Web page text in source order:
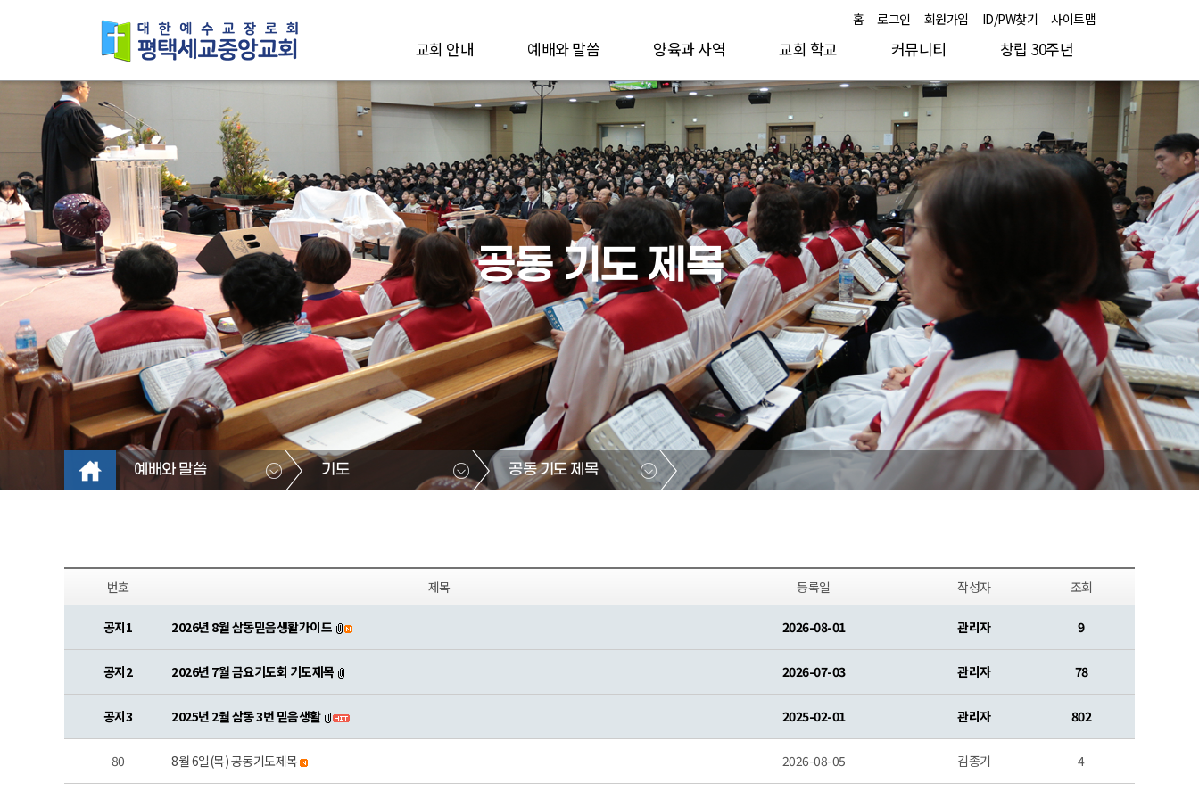
홈 로그인 회원가입 ID/PW찾기 사이트맵
교회 안내 예배와 말씀 양육과 사역 교회 학교 커뮤니티 창립 30주년
공동 기도 제목
예배와 말씀 기도 공동 기도 제목
번호 제목 등록일 작성자 조회
공지1 2026년 8월 삼동믿음생활가이드 2026-08-01 관리자 9
공지2 2026년 7월 금요기도회 기도제목 2026-07-03 관리자 78
공지3 2025년 2월 삼동 3번 믿음생활 2025-02-01 관리자 802
80 8월 6일(목) 공동기도제목 2026-08-05 김종기 4